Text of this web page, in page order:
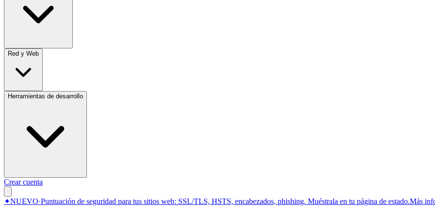
Red y Web
Herramientas de desarrollo
Crear cuenta
✦NUEVO·Puntuación de seguridad para tus sitios web: SSL/TLS, HSTS, encabezados, phishing. Muéstrala en tu página de estado.Más